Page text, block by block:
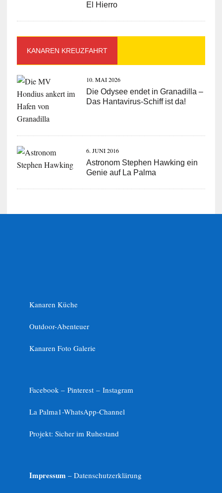
El Hierro
KANAREN KREUZFAHRT
10. MAI 2026
Die Odysee endet in Granadilla –
Das Hantavirus-Schiff ist da!
6. JUNI 2016
Astronom Stephen Hawking ein
Genie auf La Palma
Kanaren Küche
Outdoor-Abenteuer
Kanaren Foto Galerie
Facebook – Pinterest – Instagram
La Palma1-WhatsApp-Channel
Projekt: Sicher im Ruhestand
Impressum – Datenschutzerklärung